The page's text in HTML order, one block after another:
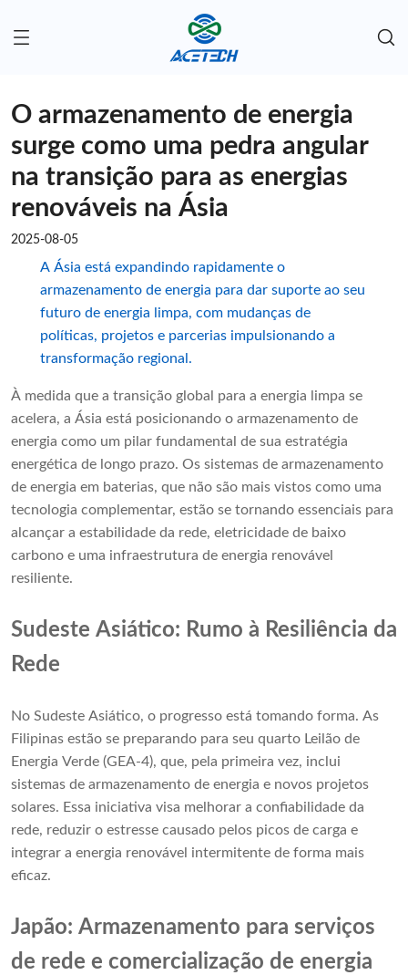
O armazenamento de energia
surge como uma pedra angular
na transição para as energias
renováveis na Ásia
2025-08-05
A Ásia está expandindo rapidamente o
armazenamento de energia para dar suporte ao seu
futuro de energia limpa, com mudanças de
políticas, projetos e parcerias impulsionando a
transformação regional.
À medida que a transição global para a energia limpa se
acelera, a Ásia está posicionando o armazenamento de
energia como um pilar fundamental de sua estratégia
energética de longo prazo. Os sistemas de armazenamento
de energia em baterias, que não são mais vistos como uma
tecnologia complementar, estão se tornando essenciais para
alcançar a estabilidade da rede, eletricidade de baixo
carbono e uma infraestrutura de energia renovável
resiliente.
Sudeste Asiático: Rumo à Resiliência da
Rede
No Sudeste Asiático, o progresso está tomando forma. As
Filipinas estão se preparando para seu quarto Leilão de
Energia Verde (GEA-4), que, pela primeira vez, inclui
sistemas de armazenamento de energia e novos projetos
solares. Essa iniciativa visa melhorar a confiabilidade da
rede, reduzir o estresse causado pelos picos de carga e
integrar a energia renovável intermitente de forma mais
eficaz.
Japão: Armazenamento para serviços
de rede e comercialização de energia